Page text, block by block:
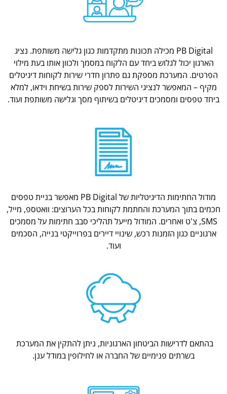
PB Digital מכילה תכונות מתקדמות כגון גלישה משותפת. נציג
הארגון יכול לגלוש ביחד עם הלקוח במסמך ולכוון אותו בעת מילוי
הפרטים. המערכת מספקת גם פתרון חדרי שירות לקוחות דיגיטלים
מקיף – המאפשר לנציגי השירות לספק שירות בשיחת וידאו, למלא
ביחד טפסים ומסמכים דיגיטלים בשיתוף מסך וגלישה משותפת ועוד.
מודול החתימות הדיגיטליות של PB Digital מאפשר בניית טפסים
חכמים בתוך המערכת והחתמת לקוחות בכל הערוצים: וואטספ, מייל,
SMS, צ'ט ואחרים. המודול מייעל תהליכי סבב חתימות על מסמכים
ארגוניים כגון הזמנות רכש, שינויי דיירים בפרוייקטי בנייה, הסכמים
ועוד.
בהתאם לדרישות הביטחון הארגוניות, ניתן להתקין את המערכת
בשרתים פנימיים של החברה או לחילופין במודל ענן.